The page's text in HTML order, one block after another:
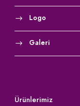
Logo
Galeri
Ürünlerimiz